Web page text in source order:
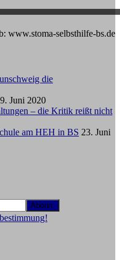
www.stoma-selbsthilfe-bs.de
die
Juni 2020
– die Kritik reißt nicht
am HEH in BS 23. Juni